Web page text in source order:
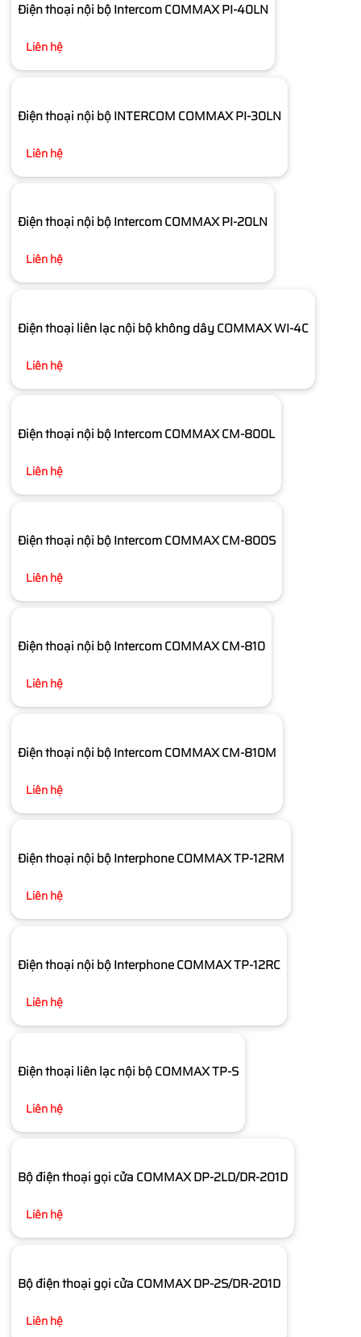
Điện thoại nội bộ Intercom COMMAX PI-40LN
Liên hệ
Điện thoại nội bộ INTERCOM COMMAX PI-30LN
Liên hệ
Điện thoại nội bộ Intercom COMMAX PI-20LN
Liên hệ
Điện thoại liên lạc nội bộ không dây COMMAX WI-4C
Liên hệ
Điện thoại nội bộ Intercom COMMAX CM-800L
Liên hệ
Điện thoại nội bộ Intercom COMMAX CM-800S
Liên hệ
Điện thoại nội bộ Intercom COMMAX CM-810
Liên hệ
Điện thoại nội bộ Intercom COMMAX CM-810M
Liên hệ
Điện thoại nội bộ Interphone COMMAX TP-12RM
Liên hệ
Điện thoại nội bộ Interphone COMMAX TP-12RC
Liên hệ
Điện thoại liên lạc nội bộ COMMAX TP-S
Liên hệ
Bộ điện thoại gọi cửa COMMAX DP-2LD/DR-201D
Liên hệ
Bộ điện thoại gọi cửa COMMAX DP-2S/DR-201D
Liên hệ